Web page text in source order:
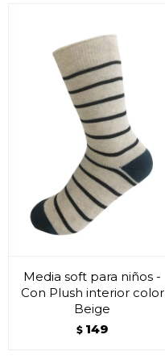
Media soft para niños -
Con Plush interior color
Beige
$ 149